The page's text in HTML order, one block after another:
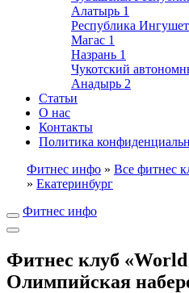
Алатырь 1
Республика
Магас 1
Назрань 1
Чукотский
Анадырь 2
Статьи
О нас
Контакты
Политика
Фитнес инфо » Все фитнес
» Екатеринбург
Фитнес инфо
Фитнес клуб «World
Олимпийская